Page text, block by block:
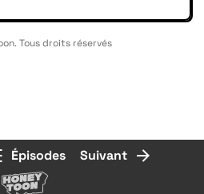
Tous droits réservés
Épisodes Suivant